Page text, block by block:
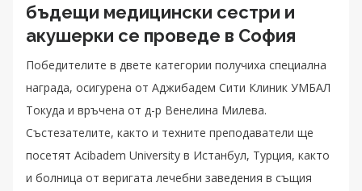
бъдещи медицински сестри и
акушерки се проведе в София
Победителите в двете категории получиха специална
награда, осигурена от Аджибадем Сити Клиник УМБАЛ
Токуда и връчена от д-р Венелина Милева.
Състезателите, както и техните преподаватели ще
посетят Acibadem University в Истанбул, Турция, както
и болница от веригата лечебни заведения в същия